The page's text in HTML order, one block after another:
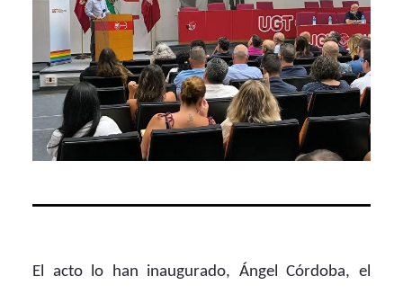
El acto lo han inaugurado, Ángel Córdoba, el